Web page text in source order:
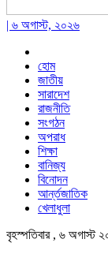
| ৬ অগাস্ট, ২০২৬
হোম
জাতীয়
সারাদেশ
রাজনীতি
সংগঠন
অপরাধ
শিক্ষা
বানিজ্য
বিনোদন
আর্ন্তজাতিক
খেলাধুলা
বৃহস্পতিবার , ৬ অগাস্ট